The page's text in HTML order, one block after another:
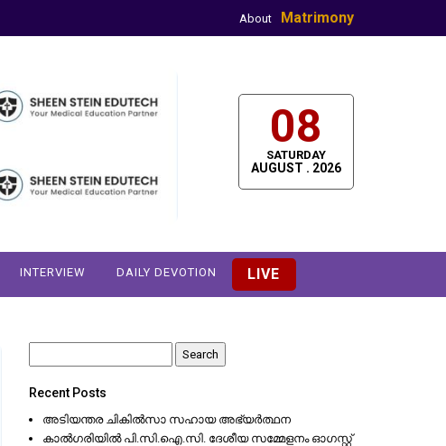
About Matrimony
08
SATURDAY
AUGUST . 2026
INTERVIEW DAILY DEVOTION LIVE
for:
Recent Posts
അടിയന്തര ചികിൽസാ സഹായ അഭ്യർത്ഥന
കാൽഗരിയിൽ പി.സി.ഐ.സി. ദേശീയ സമ്മേളനം ഓഗസ്റ്റ്